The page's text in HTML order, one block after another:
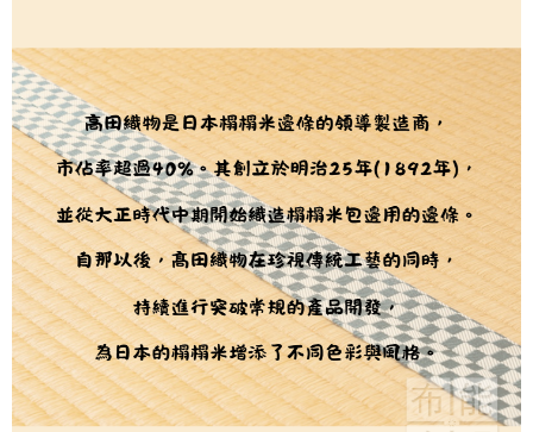
由本公司與您本人進行分期帳單所需資料之確認、核對及更正。
3.完整用戶服務條款，請詳閱以下連結：
https://oppay.tw/userRule
是否繳費成功／繳費後需取消欲退款等相關疑問，請聯繫「AFTEE先享後付
客戶支援中心」
https://netprotections.freshdesk.com/support/home
【注意事項】
１．透過由恩沛科技股份有限公司提供之「AFTEE先享後付」服務完成之交
易，需依本服務之必要範圍內提供個人資料，並將交易相關給付款項請求債
權轉讓予恩沛科技股份有限公司。
２．關於個人資料處理事宜，請瀏覽以下網址：
https://aftee.tw/terms/#terms3
３．未成年的使用者請事先徵得法定代理人或監護人之同意方可使用
「AFTEE先享後付」，若未經同意申辦者引起之損失，本公司不負相關責
任。
４．使用「AFTEE先享後付」時，將依據個別帳號之用戶狀況，依本公司即
時審查核予不同之上限額度；若仍有額度不足之情形，本公司將視審查結果
請求用戶進行身份認證。
５．嚴禁一人註冊多個帳號或使用他人資訊註冊。若發現惡意使用之情形，
恩沛科技股份有限公司將有權停止該用戶之使用額度並採取法律行動。
每筆NT$240